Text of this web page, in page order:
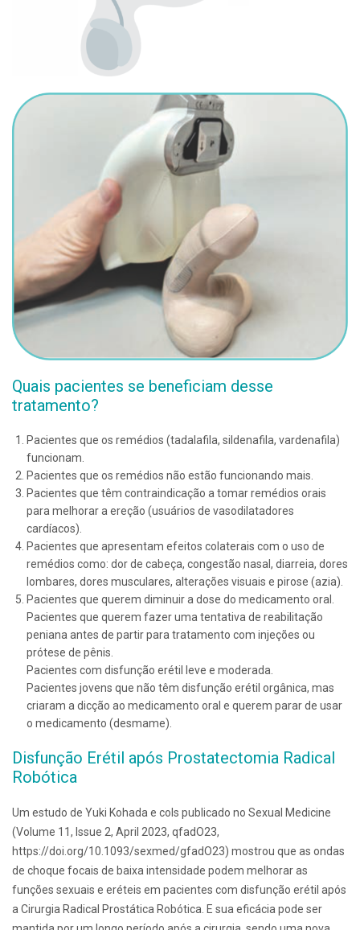
Quais pacientes se beneficiam desse
tratamento?
Pacientes que os remédios (tadalafila, sildenafila, vardenafila)
funcionam.
Pacientes que os remédios não estão funcionando mais.
Pacientes que têm contraindicação a tomar remédios orais
para melhorar a ereção (usuários de vasodilatadores
cardíacos).
Pacientes que apresentam efeitos colaterais com o uso de
remédios como: dor de cabeça, congestão nasal, diarreia, dores
lombares, dores musculares, alterações visuais e pirose (azia).
Pacientes que querem diminuir a dose do medicamento oral.
Pacientes que querem fazer uma tentativa de reabilitação
peniana antes de partir para tratamento com injeções ou
prótese de pênis.
Pacientes com disfunção erétil leve e moderada.
Pacientes jovens que não têm disfunção erétil orgânica, mas
criaram a dicção ao medicamento oral e querem parar de usar
o medicamento (desmame).
Disfunção Erétil após Prostatectomia Radical
Robótica
Um estudo de Yuki Kohada e cols publicado no Sexual Medicine
(Volume 11, Issue 2, April 2023, qfadO23,
https://doi.org/10.1093/sexmed/gfadO23) mostrou que as ondas
de choque focais de baixa intensidade podem melhorar as
funções sexuais e eréteis em pacientes com disfunção erétil após
a Cirurgia Radical Prostática Robótica. E sua eficácia pode ser